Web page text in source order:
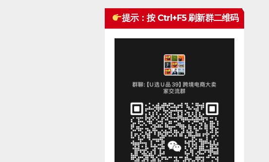
提示：按 Ctrl+F5 刷新群二维码